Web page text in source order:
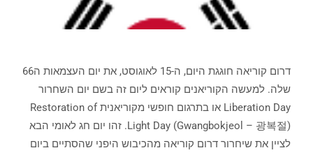
דרום קוריאה חוגגת היום, ה-15 לאוגוסט, את יום העצמאות ה66
שלה. למעשה הקוריאנים קוראים ליום זה בשם יום השחרור
Liberation Day או בתרגום חופשי מקוריאנית Restoration of
Light Day (Gwangbokjeol – 광복절). זהו יום חג לאומי הבא
לציין את שיחרור דרום קוריאה מהכיבוש היפני שהסתיים ביום